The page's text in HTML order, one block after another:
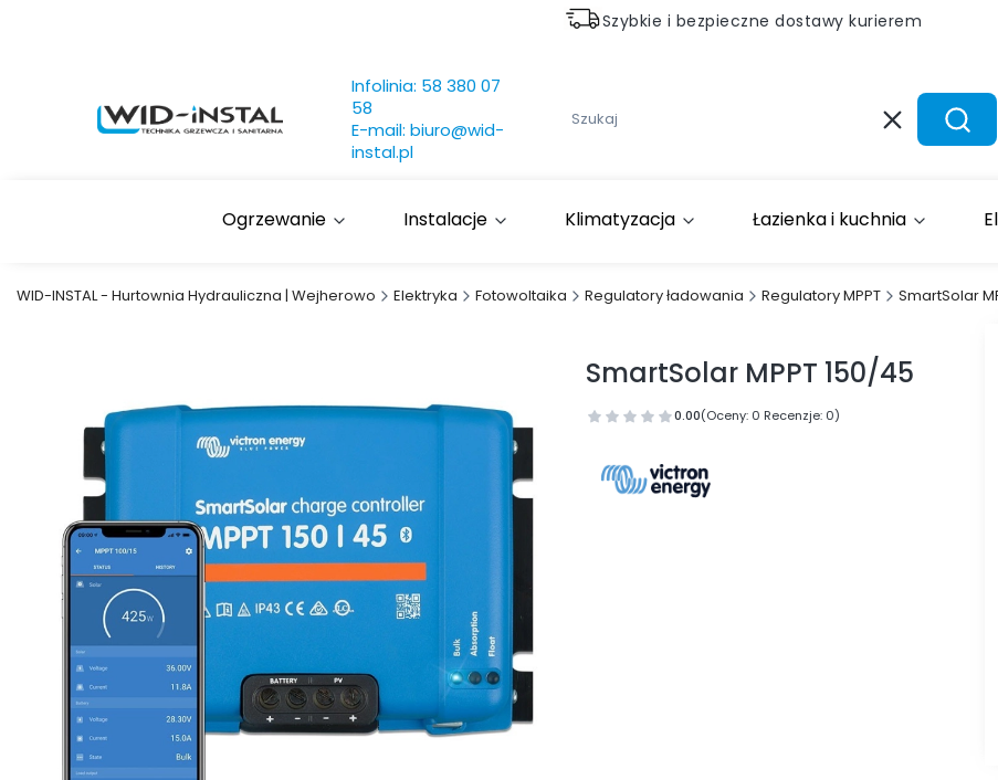
Szybkie i bezpieczne dostawy kurierem
Infolinia: 58 380 07
58
E-mail: biuro@wid-
instal.pl
WyczyśćSzukaj
Ogrzewanie Instalacje Klimatyzacja Łazienka i kuchnia
WID-INSTAL - Hurtownia Hydrauliczna | Wejherowo Elektryka Fotowoltaika Regulatory ładowania Regulatory MPPT SmartSolar
SmartSolar MPPT 150/45
0.00(Oceny: 0 Recenzje: 0)